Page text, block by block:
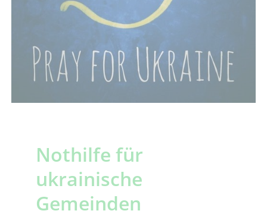
Nothilfe für
ukrainische
Gemeinden